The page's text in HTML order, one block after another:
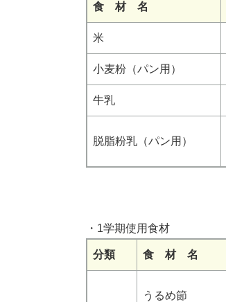
食 材 名
米
小麦粉（パン用）
牛乳
脱脂粉乳（パン用）
・1学期使用食材
分類 食 材 名
うるめ節